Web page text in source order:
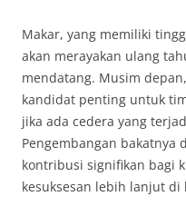
Makar, yang memiliki
akan merayakan ulang
mendatang. Musim
kandidat penting untuk
jika ada cedera yang
Pengembangan bakatnya
kontribusi signifikan bagi
kesuksesan lebih lanjut di